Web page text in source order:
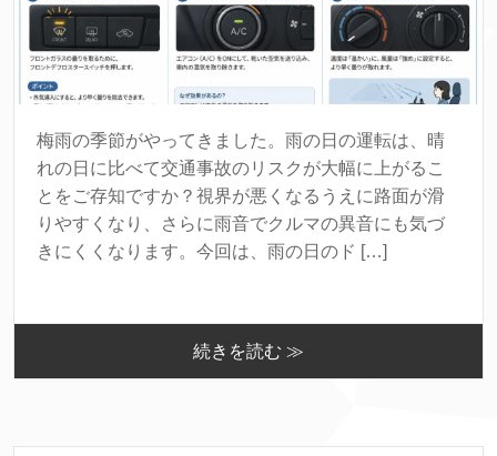
梅雨の季節がやってきました。雨の日の運転は、晴
れの日に比べて交通事故のリスクが大幅に上がるこ
とをご存知ですか？視界が悪くなるうえに路面が滑
りやすくなり、さらに雨音でクルマの異音にも気づ
きにくくなります。今回は、雨の日のド […]
続きを読む ≫